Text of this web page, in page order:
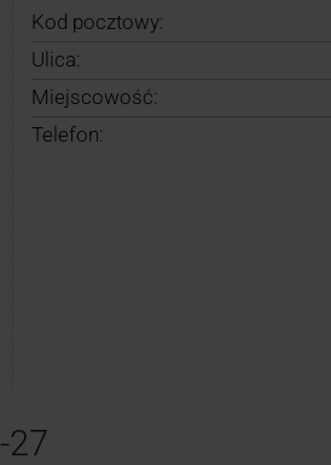
Kod pocztowy:
Ulica:
Miejscowość:
Telefon:
27